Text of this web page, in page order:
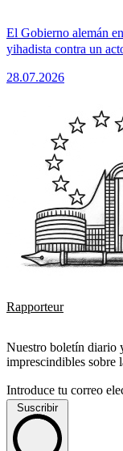
El Gobierno alemán
yihadista contra un
28.07.2026
Rapporteur
Nuestro boletín diario
imprescindibles sobre
Introduce tu correo
Suscribir